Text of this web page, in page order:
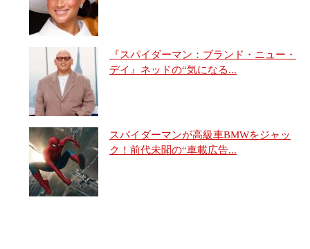
『スパイダーマン：ブランド・ニュー・
デイ』ネッドの“気になる...
スパイダーマンが高級車BMWをジャッ
ク！前代未聞の“車載広告...